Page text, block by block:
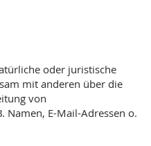
oder juristische
mit anderen über die
von
Namen, E-Mail-Adressen o.